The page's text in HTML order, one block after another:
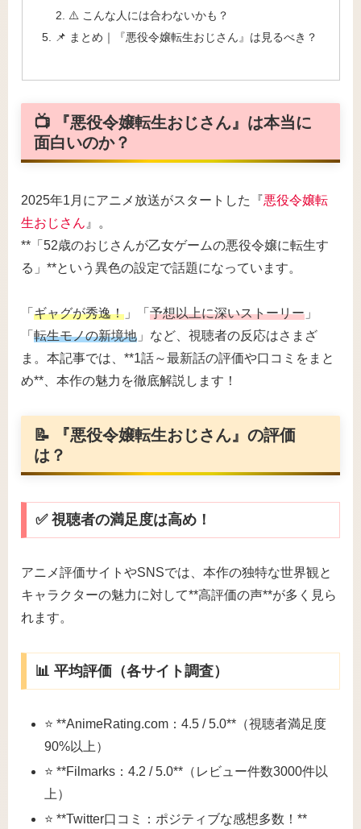
⚠️ こんな人には合わないかも？
📌 まとめ｜『悪役令嬢転生おじさん』は見るべき？
📺 『悪役令嬢転生おじさん』は本当に
面白いのか？
2025年1月にアニメ放送がスタートした『悪役令嬢転
生おじさん 』。
**「52歳のおじさんが乙女ゲームの悪役令嬢に転生す
る」**という異色の設定で話題になっています。
「 ギャグが秀逸！ 」「 予想以上に深いストーリー 」
「 転生モノの新境地 」など、視聴者の反応はさまざ
ま。本記事では、**1話～最新話の評価や口コミをまと
め**、本作の魅力を徹底解説します！
📝 『悪役令嬢転生おじさん』の評価
は？
✅ 視聴者の満足度は高め！
アニメ評価サイトやSNSでは、本作の独特な世界観と
キャラクターの魅力に対して**高評価の声**が多く見ら
れます。
📊 平均評価（各サイト調査）
⭐ **AnimeRating.com：4.5 / 5.0**（視聴者満足度
90%以上）
⭐ **Filmarks：4.2 / 5.0**（レビュー件数3000件以
上）
⭐ **Twitter口コミ：ポジティブな感想多数！**